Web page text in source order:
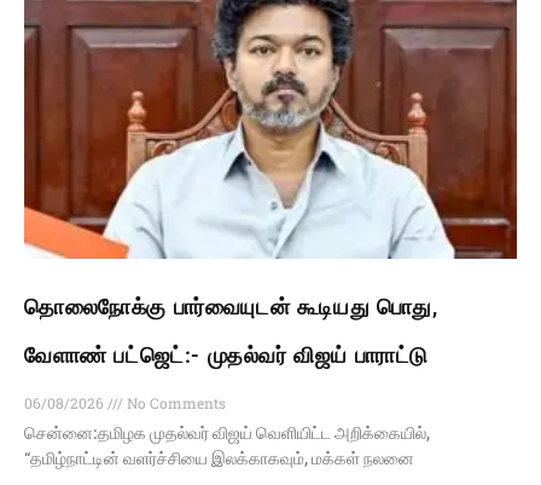
தொலைநோக்கு பார்வையுடன் கூடியது பொது,
வேளாண் பட்ஜெட்:- முதல்வர் விஜய் பாராட்டு
06/08/2026
No Comments
சென்னை:தமிழக முதல்வர் விஜய் வெளியிட்ட அறிக்கையில்,
“தமிழ்நாட்டின் வளர்ச்சியை இலக்காகவும், மக்கள் நலனை